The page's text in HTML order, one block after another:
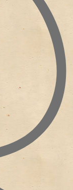
door een redactie
Kwartetbladen,
Holland die
redactionele
van de krant
Enerzijds
en anderzijds was
de redactie in
was budget voor
de hoofdredactie.
kreeg
Onder zijn
en een